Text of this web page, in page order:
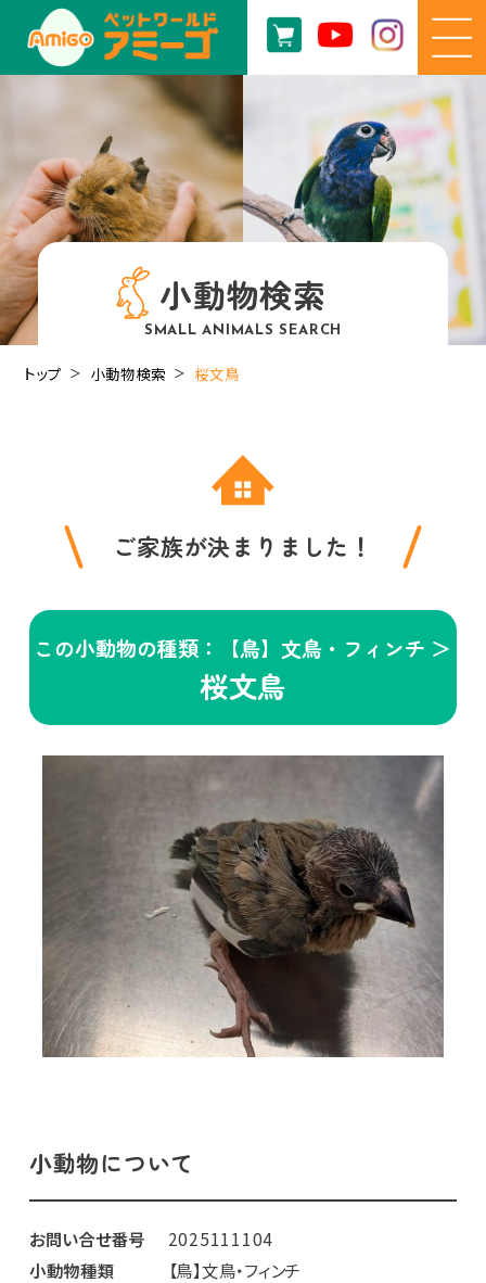
小動物検索
SMALL ANIMALS SEARCH
トップ 小動物検索 桜文鳥
ご家族が決まりました！
この小動物の種類：【鳥】文鳥・フィンチ ＞
桜文鳥
小動物について
お問い合せ番号
2025111104
小動物種類
【鳥】文鳥・フィンチ